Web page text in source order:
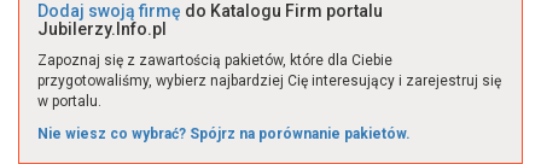
Dodaj swoją firmę do Katalogu Firm portalu
Jubilerzy.Info.pl
Zapoznaj się z zawartością pakietów, które dla Ciebie
przygotowaliśmy, wybierz najbardziej Cię interesujący i zarejestruj się
w portalu.
Nie wiesz co wybrać? Spójrz na porównanie pakietów.